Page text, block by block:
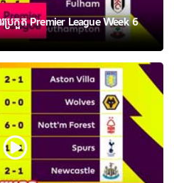
រកួត Premier League Week 6